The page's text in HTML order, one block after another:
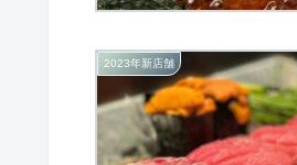
2023年新店舗